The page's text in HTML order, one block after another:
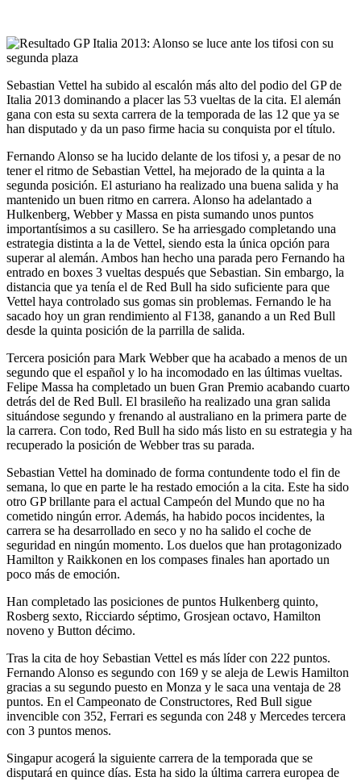
Sebastian Vettel ha subido al escalón más alto del podio del GP de
Italia 2013 dominando a placer las 53 vueltas de la cita. El alemán
gana con esta su sexta carrera de la temporada de las 12 que ya se
han disputado y da un paso firme hacia su conquista por el título.
Fernando Alonso se ha lucido delante de los tifosi y, a pesar de no
tener el ritmo de Sebastian Vettel, ha mejorado de la quinta a la
segunda posición. El asturiano ha realizado una buena salida y ha
mantenido un buen ritmo en carrera. Alonso ha adelantado a
Hulkenberg, Webber y Massa en pista sumando unos puntos
importantísimos a su casillero. Se ha arriesgado completando una
estrategia distinta a la de Vettel, siendo esta la única opción para
superar al alemán. Ambos han hecho una parada pero Fernando ha
entrado en boxes 3 vueltas después que Sebastian. Sin embargo, la
distancia que ya tenía el de Red Bull ha sido suficiente para que
Vettel haya controlado sus gomas sin problemas. Fernando le ha
sacado hoy un gran rendimiento al F138, ganando a un Red Bull
desde la quinta posición de la parrilla de salida.
Tercera posición para Mark Webber que ha acabado a menos de un
segundo que el español y lo ha incomodado en las últimas vueltas.
Felipe Massa ha completado un buen Gran Premio acabando cuarto
detrás del de Red Bull. El brasileño ha realizado una gran salida
situándose segundo y frenando al australiano en la primera parte de
la carrera. Con todo, Red Bull ha sido más listo en su estrategia y ha
recuperado la posición de Webber tras su parada.
Sebastian Vettel ha dominado de forma contundente todo el fin de
semana, lo que en parte le ha restado emoción a la cita. Este ha sido
otro GP brillante para el actual Campeón del Mundo que no ha
cometido ningún error. Además, ha habido pocos incidentes, la
carrera se ha desarrollado en seco y no ha salido el coche de
seguridad en ningún momento. Los duelos que han protagonizado
Hamilton y Raikkonen en los compases finales han aportado un
poco más de emoción.
Han completado las posiciones de puntos Hulkenberg quinto,
Rosberg sexto, Ricciardo séptimo, Grosjean octavo, Hamilton
noveno y Button décimo.
Tras la cita de hoy Sebastian Vettel es más líder con 222 puntos.
Fernando Alonso es segundo con 169 y se aleja de Lewis Hamilton
gracias a su segundo puesto en Monza y le saca una ventaja de 28
puntos. En el Campeonato de Constructores, Red Bull sigue
invencible con 352, Ferrari es segunda con 248 y Mercedes tercera
con 3 puntos menos.
Singapur acogerá la siguiente carrera de la temporada que se
disputará en quince días. Esta ha sido la última carrera europea de